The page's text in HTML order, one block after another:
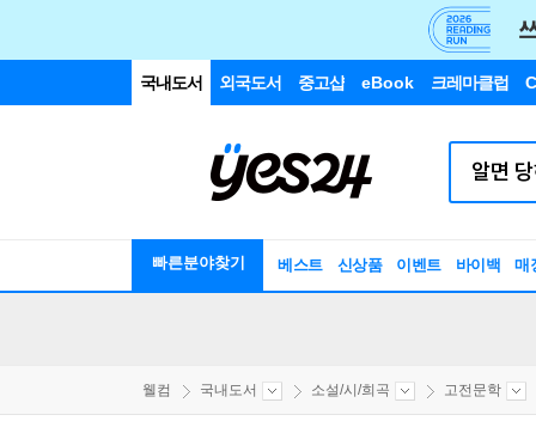
국내도서 외국도서 중고샵 eBook 크레마클럽
빠른분야찾기 베스트 신상품 이벤트 바이백 매
웰컴 국내도서 소설/시/희곡 고전문학